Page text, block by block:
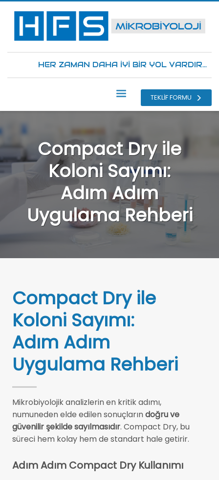
HER ZAMAN DAHA İYİ BİR YOL VARDIR...
TEKLİF FORMU
Compact Dry ile
Koloni Sayımı:
Adım Adım
Uygulama Rehberi
Compact Dry ile
Koloni Sayımı:
Adım Adım
Uygulama Rehberi
Mikrobiyolojik analizlerin en kritik adımı,
numuneden elde edilen sonuçlarındoğru ve
güvenilir şekilde sayılmasıdır. Compact Dry, bu
süreci hem kolay hem de standart hale getirir.
Adım Adım Compact Dry Kullanımı